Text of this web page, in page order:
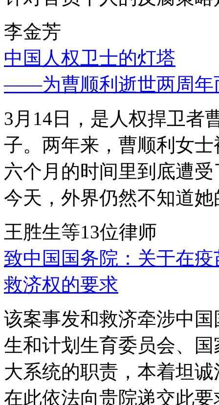
李金芳
中国人权卫士的灯塔
——为曹顺利逝世两周年
3月14日，是人权捍卫者
子。两年来，曹顺利女
六个月的时间里到底遭
今天，外界仍然不知道
王胜生等13位律师
致中国国务院：关于在
救济权的要求
该案事发和救济牵涉中
生和计划生育委员会、
大系统的职责，本着坦
在此依法向贵院递交此要